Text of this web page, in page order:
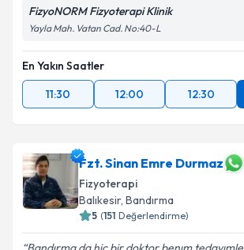
FizyoNORM Fizyoterapi Klinik
Yayla Mah. Vatan Cad. No:40-L
En Yakın Saatler
11:30
12:00 12:30
Fzt. Sinan Emre Durmaz
Fizyoterapi
Balıkesir, Bandırma
5 (151 Değerlendirme)